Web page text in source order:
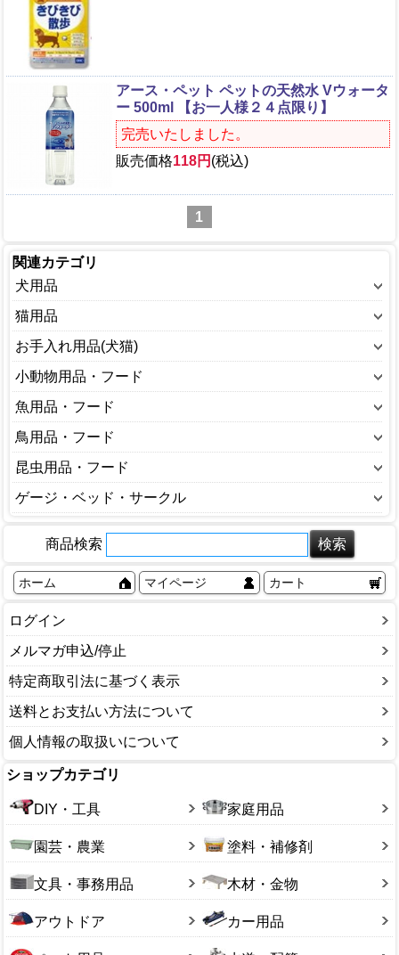
アース・ペット ペットの天然水 Vウォータ
ー 500ml 【お一人様２４点限り】
完売いたしました。
販売価格118円 (税込)
1
関連カテゴリ
犬用品
ウェアー(犬)
おもちゃ(犬)
キャリーバッグ・カート(犬)
ゲージ・サークル(犬)
トイレ用品(犬)
ドッグフード
ベッド・インテリア(犬)
ミルク(犬)
健康食品・サプリメント(犬)
犬小屋
その他
猫用品
ウェアー(猫)
おもちゃ(猫)
キャットフード
キャリーバッグ・カート(猫)
ゲージ・サークル(猫)
トイレ用品(猫)
ベッド・インテリア(猫)
ミルク(猫)
健康食品・サプリメント(猫)
食器(猫)
お手入れ用品(犬猫)
しつけ用品
シャンプー・リンス
トリミング
ノミ・ダニ対策用品
バスタブ(犬猫)
ペット用空気清浄機
歯みがき
消臭剤・除菌剤
部分ケア（耳・目・肉球）
その他
小動物用品・フード
うさぎ用品
ハムスター用品
フェレット用品
小動物ケージ・キャリー
小動物トイレ
小動物巣材
小動物用品
魚用品・フード
ポンプ
ろ材・フィルター
魚のエサ
照明器具
水温管理用品
水槽用品
鳥用品・フード
インコ、オウム、鳥用品
その他
鳥かご
鳥のエサ
昆虫用品・フード
昆虫のえさ
昆虫衛生用品
昆虫飼育セット
飼育ケース
虫かご・飼育ケース
登り木
鈴虫用品
その他
ゲージ・ベッド・サークル
ペットサークル
ペットベッド
商品検索
ホーム マイページ カート
ログイン
メルマガ申込/停止
特定商取引法に基づく表示
送料とお支払い方法について
個人情報の取扱いについて
ショップカテゴリ
DIY・工具 家庭用品
園芸・農業 塗料・補修剤
文具・事務用品 木材・金物
アウトドア カー用品